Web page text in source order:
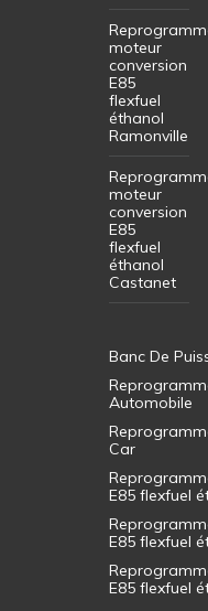
moteur
conversion
E85
flexfuel
éthanol
Ramonville
moteur
conversion
E85
flexfuel
éthanol
Castanet
Banc De
Automobile
Car
E85 flexfuel
E85 flexfuel
E85 flexfuel